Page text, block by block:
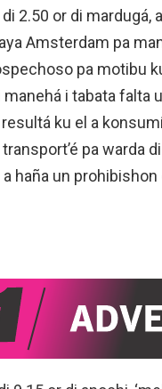
2.50 or di mardugá,
Amsterdam pa
pa motibu
i tabata falta
ku el a
pa warda
haña un prohibishon